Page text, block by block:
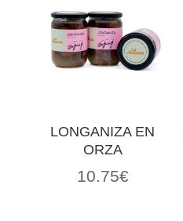
LONGANIZA EN
ORZA
10.75€